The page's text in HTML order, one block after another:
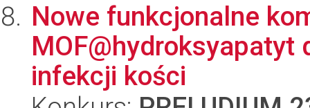
Nowe funkcjonalne
MOF@hydroksyapatyt
infekcji kości